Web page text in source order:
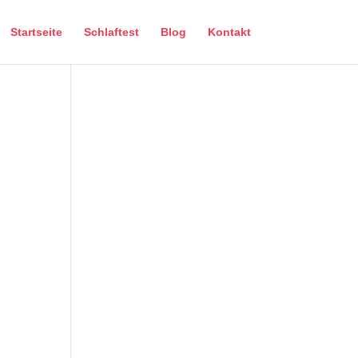
Startseite Schlaftest Blog Kontakt